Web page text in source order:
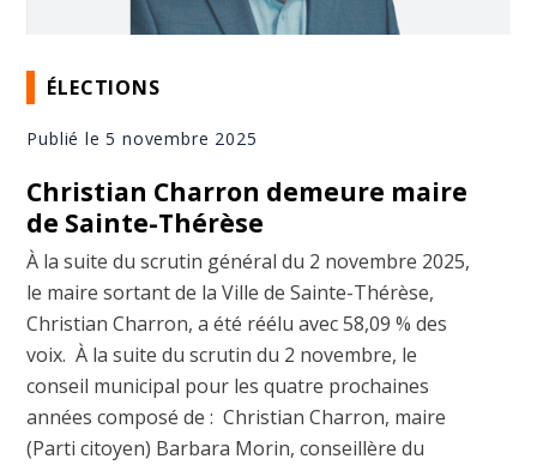
ÉLECTIONS
Publié le 5 novembre 2025
Christian Charron demeure maire
de Sainte-Thérèse
À la suite du scrutin général du 2 novembre 2025,
le maire sortant de la Ville de Sainte-Thérèse,
Christian Charron, a été réélu avec 58,09 % des
voix. À la suite du scrutin du 2 novembre, le
conseil municipal pour les quatre prochaines
années composé de : Christian Charron, maire
(Parti citoyen) Barbara Morin, conseillère du